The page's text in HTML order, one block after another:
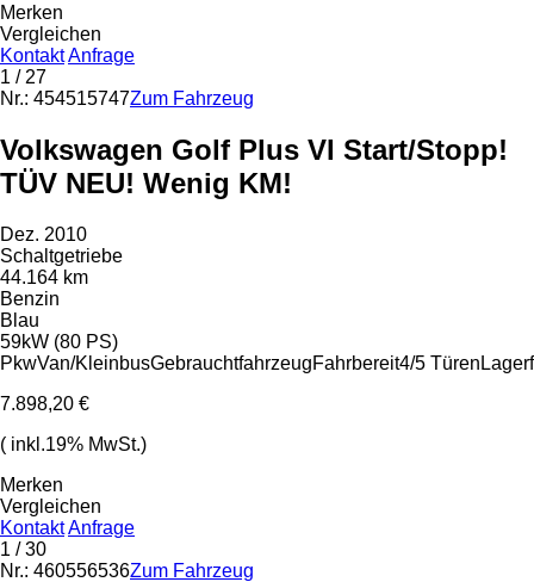
Merken
Vergleichen
KontaktAnfrage
1 / 27
Nr.: 454515747Zum Fahrzeug
Volkswagen Golf Plus VI Start/Stopp!
TÜV NEU! Wenig KM!
Dez. 2010
Schaltgetriebe
44.164 km
Benzin
Blau
59kW (80 PS)
PkwVan/KleinbusGebrauchtfahrzeugFahrbereit4/5 Türen
7.898,20 €
( inkl.19% MwSt.)
Merken
Vergleichen
KontaktAnfrage
1 / 30
Nr.: 460556536Zum Fahrzeug